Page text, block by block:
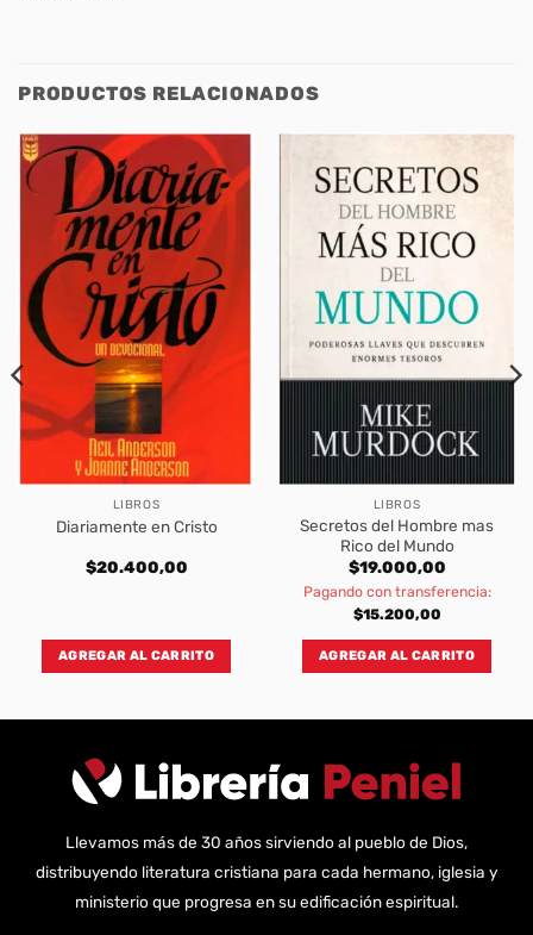
PRODUCTOS RELACIONADOS
LIBROS
Diariamente en Cristo
$20.400,00
AGREGAR AL CARRITO
LIBROS
Secretos del Hombre mas
Rico del Mundo
$19.000,00
Pagando con transferencia:
$15.200,00
AGREGAR AL CARRITO
Llevamos más de 30 años sirviendo al pueblo de Dios,
distribuyendo literatura cristiana para cada hermano, iglesia y
ministerio que progresa en su edificación espiritual.